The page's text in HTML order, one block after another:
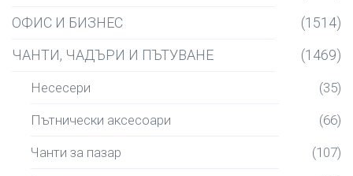
ОФИС И БИЗНЕС
(1514)
ЧАНТИ, ЧАДЪРИ И ПЪТУВАНЕ
(1469)
Несесери (35)
Пътнически аксесоари (66)
Чанти за пазар (107)